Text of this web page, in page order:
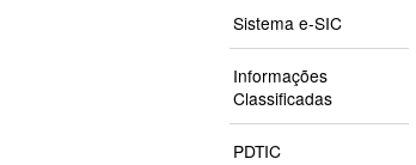
Sistema e-SIC
Informações
Classificadas
PDTIC